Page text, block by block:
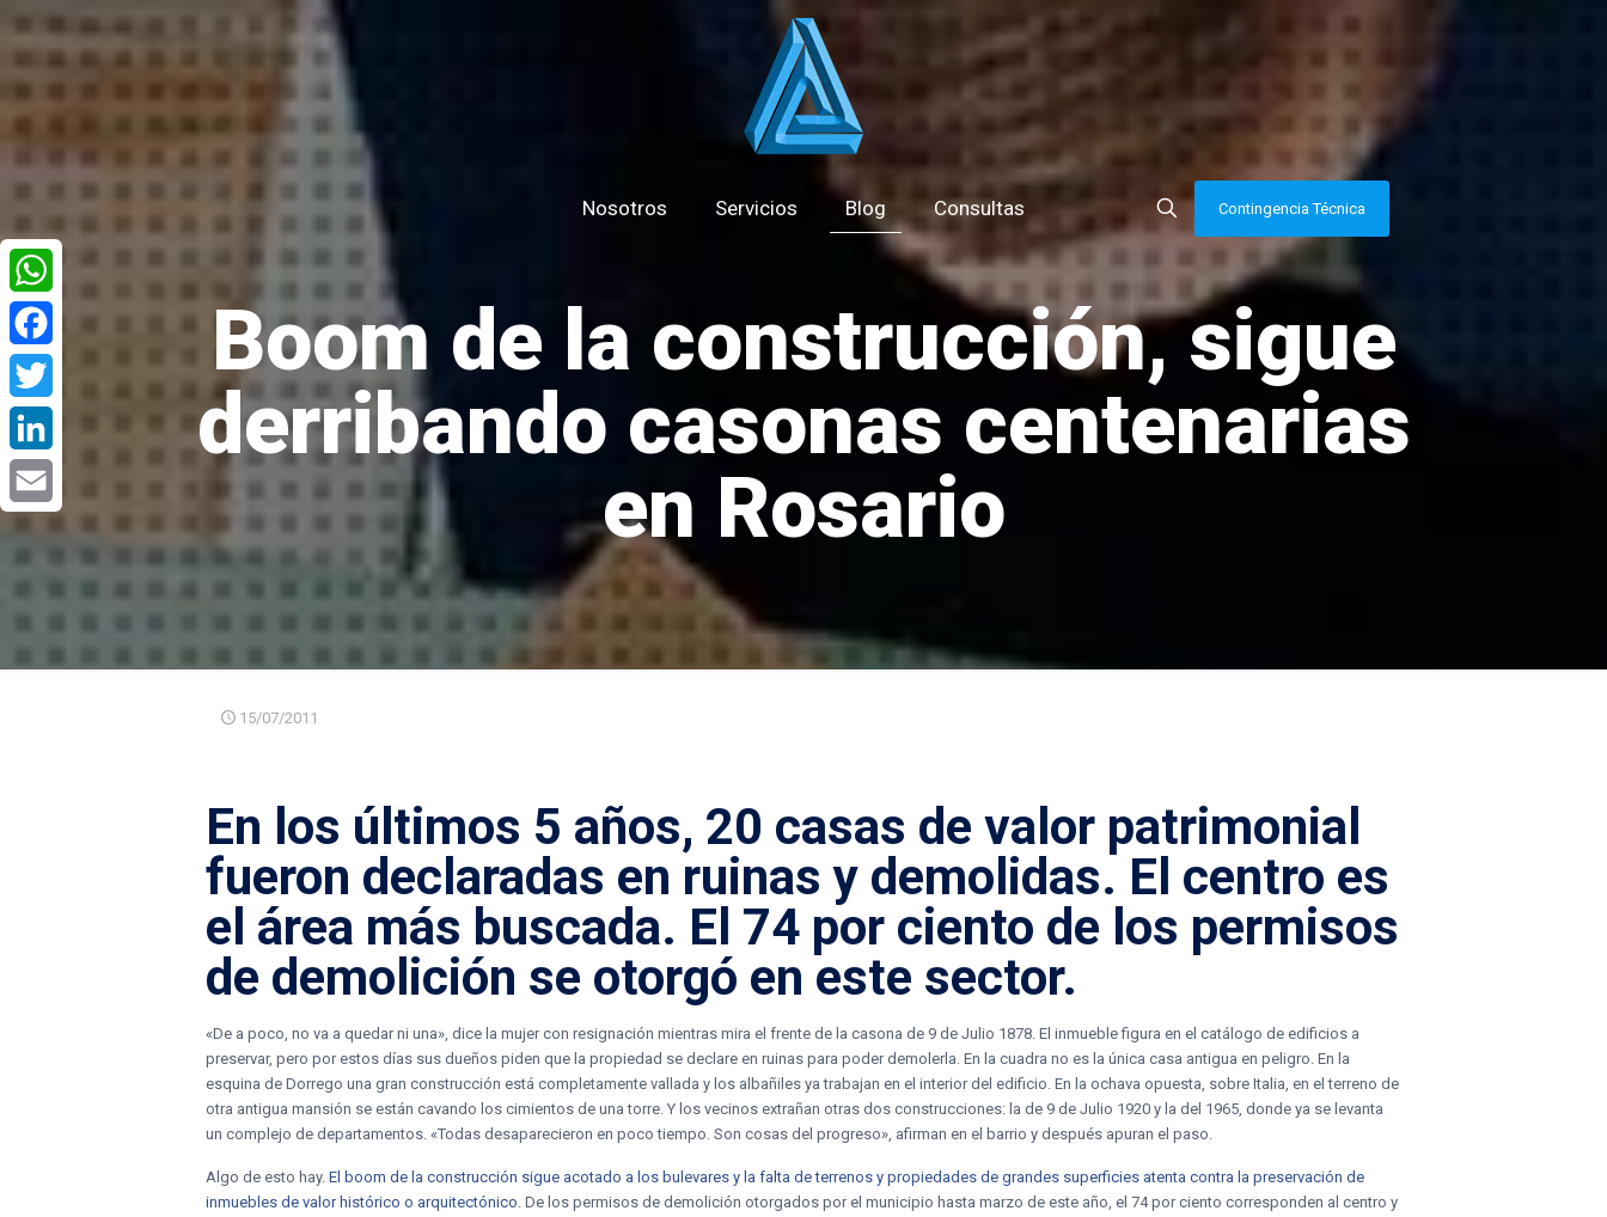
Nosotros Servicios Blog Consultas Contingencia Técnica
Boom de la construcción, sigue
derribando casonas centenarias
en Rosario
15/07/2011
En los últimos 5 años, 20 casas de valor patrimonial
fueron declaradas en ruinas y demolidas. El centro es
el área más buscada. El 74 por ciento de los permisos
de demolición se otorgó en este sector.
«De a poco, no va a quedar ni una», dice la mujer con resignación mientras mira el frente de la casona de 9 de Julio 1878. El inmueble figura en el catálogo de edificios a
preservar, pero por estos días sus dueños piden que la propiedad se declare en ruinas para poder demolerla. En la cuadra no es la única casa antigua en peligro. En la
esquina de Dorrego una gran construcción está completamente vallada y los albañiles ya trabajan en el interior del edificio. En la ochava opuesta, sobre Italia, en el terreno de
otra antigua mansión se están cavando los cimientos de una torre. Y los vecinos extrañan otras dos construcciones: la de 9 de Julio 1920 y la del 1965, donde ya se levanta
un complejo de departamentos. «Todas desaparecieron en poco tiempo. Son cosas del progreso», afirman en el barrio y después apuran el paso.
Algo de esto hay.El boom de la construcción sigue acotado a los bulevares y la falta de terrenos y propiedades de grandes superficies atenta contra la preservación de
inmuebles de valor histórico o arquitectónico. De los permisos de demolición otorgados por el municipio hasta marzo de este año, el 74 por ciento corresponden al centro y
WhatsApp
Facebook
Twitter
LinkedIn